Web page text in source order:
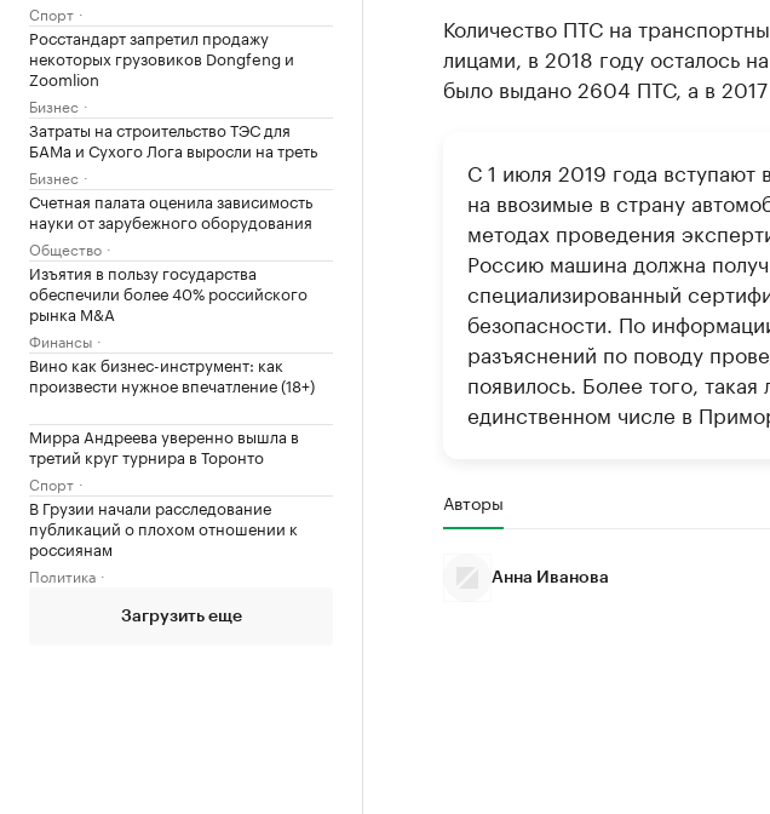
Спорт
Росстандарт запретил продажу
некоторых грузовиков Dongfeng и
Zoomlion
Бизнес
Затраты на строительство ТЭС для
БАМа и Сухого Лога выросли на треть
Бизнес
Счетная палата оценила зависимость
науки от зарубежного оборудования
Общество
Изъятия в пользу государства
обеспечили более 40% российского
рынка M&A
Финансы
Вино как бизнес-инструмент: как
произвести нужное впечатление (18+)
Мирра Андреева уверенно вышла в
третий круг турнира в Торонто
Спорт
В Грузии начали расследование
публикаций о плохом отношении к
россиянам
Политика
Загрузить еще
Количество ПТС на
лицами, в 2018 году осталось
было выдано 2604 ПТС, а в
С 1 июля 2019 года вступают
на ввозимые в страну
методах проведения
Россию машина должна
специализированный
безопасности. По
разъяснений по поводу
появилось. Более того,
единственном числе в
Авторы
Анна Иванова